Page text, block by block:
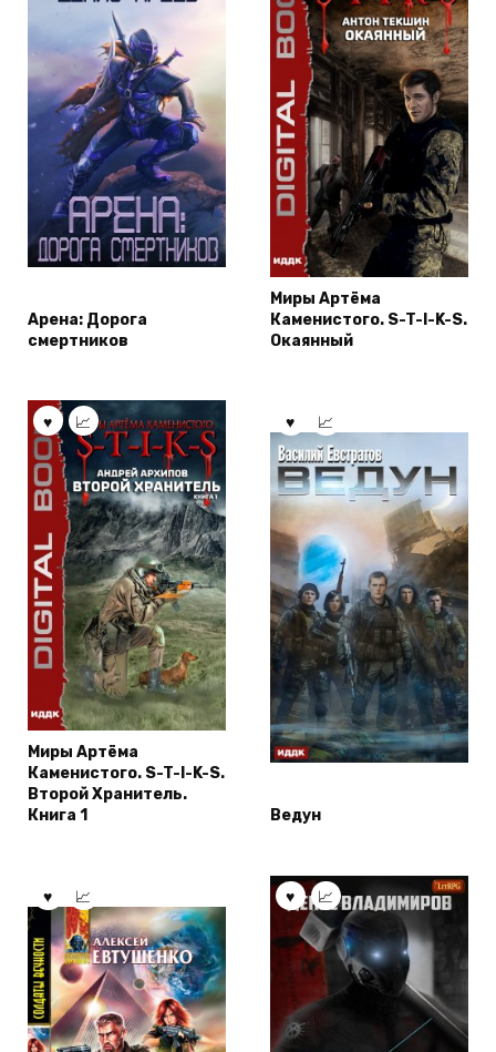
Арена: Дорога
смертников
Миры Артёма
Каменистого. S-T-I-K-S.
Окаянный
Миры Артёма
Каменистого. S-T-I-K-S.
Второй Хранитель.
Книга 1
Ведун